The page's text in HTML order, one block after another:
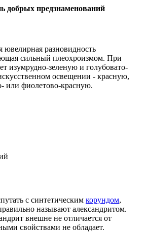
добрых предзнаменований
ювелирная разновидность
сильный плеохроизмом. При
изумрудно-зеленую и голубовато-
освещении - красную,
или фиолетово-красную.
с синтетическим корундом,
называют александритом.
внешне не отличается от
свойствами не обладает.